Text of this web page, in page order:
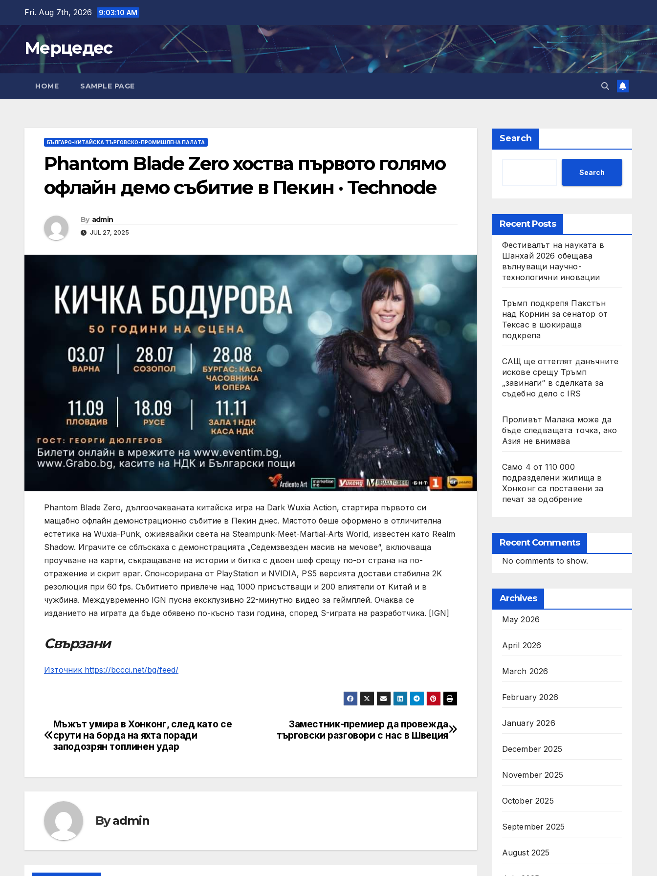
content
Fri. Aug 7th, 2026 9:03:11 AM
Мерцедес
HOME SAMPLE PAGE
БЪЛГАРО-КИТАЙСКА ТЪРГОВСКО-ПРОМИШЛЕНА ПАЛAТА
Phantom Blade Zero хоства първото голямо
офлайн демо събитие в Пекин · Technode
By admin
JUL 27, 2025
Phantom Blade Zero, дългоочакваната китайска игра на Dark Wuxia Action, стартира първото си
мащабно офлайн демонстрационно събитие в Пекин днес. Мястото беше оформено в отличителна
естетика на Wuxia-Punk, оживявайки света на Steampunk-Meet-Martial-Arts World, известен като Realm
Shadow. Играчите се сблъскаха с демонстрацията „Седемзвезден масив на мечове“, включваща
проучване на карти, съкращаване на истории и битка с двоен шеф срещу по-от страна на по-
отражение и скрит враг. Спонсорирана от PlayStation и NVIDIA, PS5 версията достави стабилна 2K
резолюция при 60 fps. Събитието привлече над 1000 присъстващи и 200 влиятели от Китай и в
чужбина. Междувременно IGN пусна ексклузивно 22-минутно видео за геймплей. Очаква се
изданието на играта да бъде обявено по-късно тази година, според S-играта на разработчика. [IGN]
Свързани
Източник https://bccci.net/bg/feed/
Post
navigation
Заместник-премиер да провежда
търговски разговори с нас в Швеция
Мъжът умира в Хонконг, след като се
срути на борда на яхта поради
заподозрян топлинен удар
Byadmin
Search
Search
Recent Posts
Фестивалът на науката в
Шанхай 2026 обещава
вълнуващи научно-
технологични иновации
Тръмп подкрепя Пакстън
над Корнин за сенатор от
Тексас в шокираща
подкрепа
САЩ ще оттеглят данъчните
искове срещу Тръмп
„завинаги“ в сделката за
съдебно дело с IRS
Проливът Малака може да
бъде следващата точка, ако
Азия не внимава
Само 4 от 110 000
подразделени жилища в
Хонконг са поставени за
печат за одобрение
Recent Comments
No comments to show.
Archives
May 2026
April 2026
March 2026
February 2026
January 2026
December 2025
November 2025
October 2025
September 2025
August 2025